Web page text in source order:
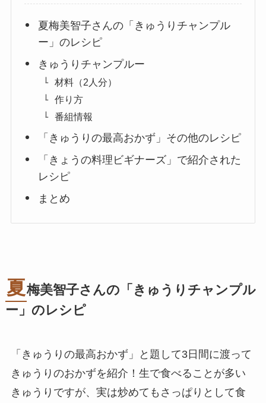
夏梅美智子さんの「きゅうりチャンプル
ー」のレシピ
きゅうりチャンプルー
材料（2人分）
作り方
番組情報
「きゅうりの最高おかず」その他のレシピ
「きょうの料理ビギナーズ」で紹介された
レシピ
まとめ
夏梅美智子さんの「きゅうりチャンプル
ー」のレシピ
「きゅうりの最高おかず」と題して3日間に渡って
きゅうりのおかずを紹介！生で食べることが多い
きゅうりですが、実は炒めてもさっぱりとして食